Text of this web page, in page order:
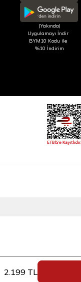
2.199 TL
(Yakında)
Uygulamayı İndir
BYM10 Kodu ile
%10 İndirim